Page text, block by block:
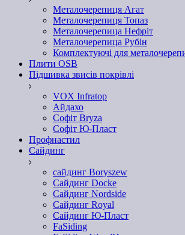
Металочерепиця Агат
Металочерепиця Топаз
Металочерепица Нефріт
Металочерепица Рубін
Комплектуючі для
Плити OSB
Підшивка звисів покрівлі
VOX Infratop
Айдахо
Софiт Bryza
Софiт Ю-Пласт
Профнастил
Сайдинг
сайдинг Boryszew
Сайдинг Docke
Сайдинг Nordside
Сайдинг Royal
Сайдинг Ю-Пласт
FaSiding